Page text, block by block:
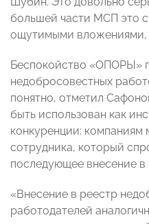
большей части МСП это
ощутимыми вложениями,
Беспокойство «ОПОРЫ»
недобросовестных
понятно, отметил
быть использован как
конкуренции: компаниям
сотрудника, который
последующее внесение
«Внесение в реестр
работодателей